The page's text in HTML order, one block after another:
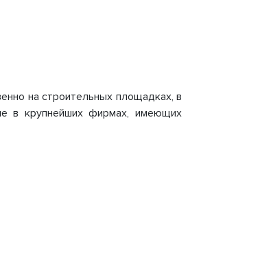
на строительных площадках, в
в крупнейших фирмах, имеющих